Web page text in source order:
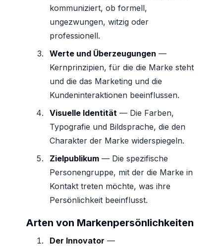
kommuniziert, ob formell,
ungezwungen, witzig oder
professionell.
Werte und Überzeugungen —
Kernprinzipien, für die die Marke steht
und die das Marketing und die
Kundeninteraktionen beeinflussen.
Visuelle Identität — Die Farben,
Typografie und Bildsprache, die den
Charakter der Marke widerspiegeln.
Zielpublikum — Die spezifische
Personengruppe, mit der die Marke in
Kontakt treten möchte, was ihre
Persönlichkeit beeinflusst.
Arten von Markenpersönlichkeiten
Der Innovator —